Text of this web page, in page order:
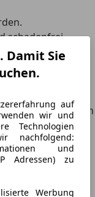
Damit Sie
auf
wir und
Technologien
nachfolgend:
und
Adressen) zu
Werbung
schadenfrei
der Kfz-
werden,
und umso
Personenschäden
schützen, die
zukommen